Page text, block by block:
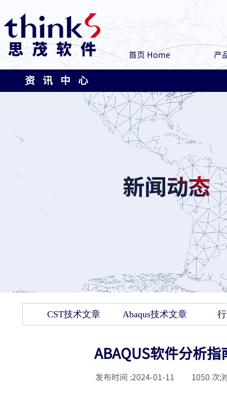
首页 Home 产
资 讯 中 心
CST技术文章 Abaqus技术文章
ABAQUS软件分析
发布时间 :2024-01-11 1050 次